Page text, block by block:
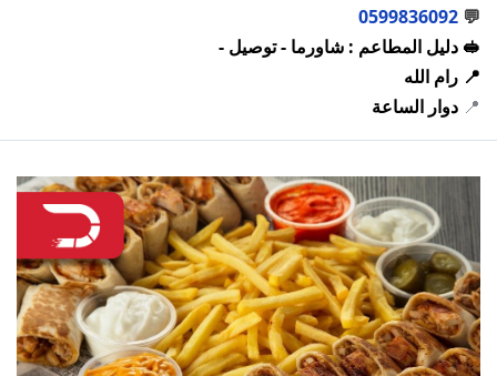
💬
0599836092
🥪 دليل المطاعم : شاورما - توصيل -
📍 رام الله
📍 دوار الساعة